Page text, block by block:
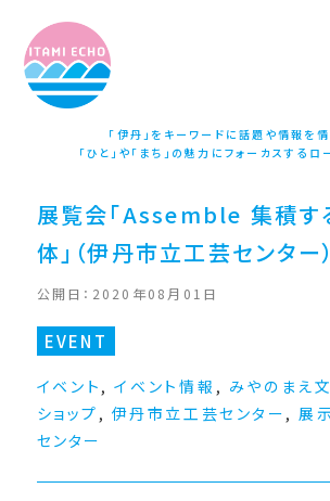
「伊丹」をキーワードに話題や情報を情
「ひと」や「まち」の魅力にフォーカスするロ
展覧会「Assemble 集積す
体」（伊丹市立工芸センター）
公開日：2020年08月01日
EVENT
イベント ,イベント情報 , みやのまえ
ショップ , 伊丹市立工芸センター ,展
センター